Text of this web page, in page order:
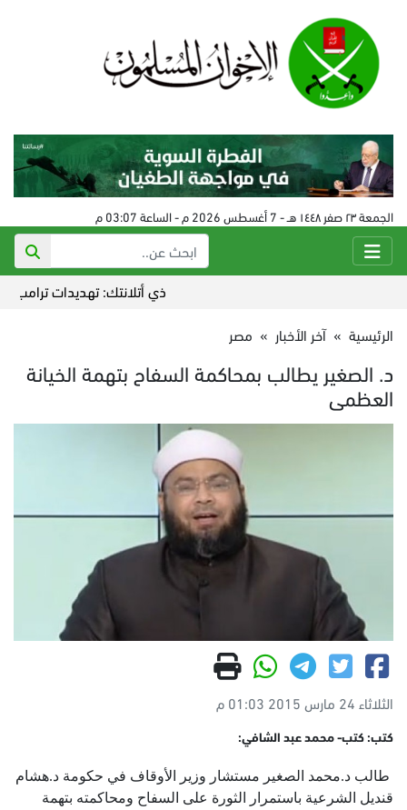
الجمعة ٢٣ صفر ١٤٤٨ هـ - 7 أغسطس 2026 م - الساعة 03:07 م
ذي أتلانتك: تهديدات ترامب
الرئيسية » آخر الأخبار » مصر
د. الصغير يطالب بمحاكمة السفاح بتهمة الخيانة
العظمى
الثلاثاء 24 مارس 2015 01:03 م
كتب: كتب- محمد عبد الشافي:
طالب د.محمد الصغير مستشار وزير الأوقاف في حكومة د.هشام
قنديل الشرعية باستمرار الثورة على السفاح ومحاكمته بتهمة